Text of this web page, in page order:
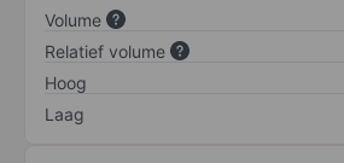
Volume
Relatief volume
Hoog
Laag